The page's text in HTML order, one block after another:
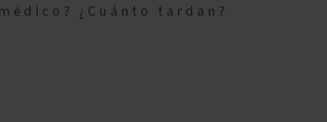
¿Cuánto tardan?